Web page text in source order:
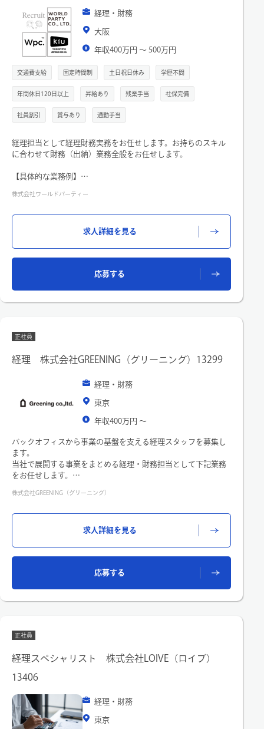
経理・財務
大阪
年収400万円 〜 500万円
交通費支給 固定時間制 土日祝日休み 学歴不問
年間休日120日以上 昇給あり 残業手当 社保完備
社員割引 賞与あり 通勤手当
経理担当として経理財務実務をお任せします。お持ちのスキル
に合わせて財務（出納）業務全般をお任せします。
【具体的な業務例】
・釣り銭準備・売上現金回収管理業務・経費精算業務
繁忙期以外は定時退社ができ、メリハリをつけて働ける環境
です。
株式会社ワールドパーティー
求人詳細を見る
応募する
正社員
経理 株式会社GREENING（グリーニング）13299
経理・財務
東京
年収400万円 〜
バックオフィスから事業の基盤を支える経理スタッフを募集し
ます。
当社で展開する事業をまとめる経理・財務担当として下記業務
をお任せします。
・収支管理
業務委託として運営も行っている店舗/ホテルもあるため、業務
に慣れてきたらクライアント企業とのプロジェクト管理もお任
株式会社GREENING（グリーニング）
求人詳細を見る
応募する
正社員
経理スペシャリスト 株式会社LOIVE（ロイブ）
13406
経理・財務
東京